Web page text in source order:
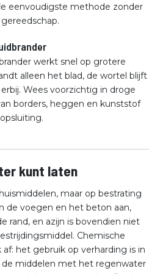
eenvoudigste methode zonder
werkt snel op grotere
alleen het blad, de wortel blijft
Wees voorzichtig in droge
borders, heggen en kunststof
kunt laten
maar op bestrating
de voegen en het beton aan,
rand, en azijn is bovendien niet
Chemische
het gebruik op verharding is in
middelen met het regenwater